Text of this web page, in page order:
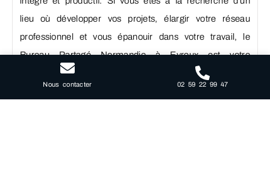
Nous contacter 02 59 22 99 47
lieu où développer vos projets, élargir votre réseau
professionnel et vous épanouir dans votre travail, le
Bureau Partagé Normandie à Evreux est votre
destination. Pour découvrir toutes les possibilités que